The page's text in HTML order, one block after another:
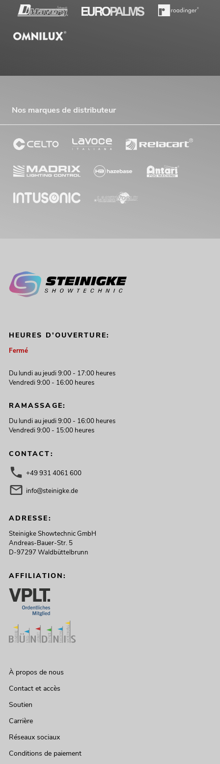
Nos marques de distributeur
HEURES D'OUVERTURE:
Fermé
Du lundi au jeudi 9:00 - 17:00 heures
Vendredi 9:00 - 16:00 heures
RAMASSAGE:
Du lundi au jeudi 9:00 - 16:00 heures
Vendredi 9:00 - 15:00 heures
CONTACT:
+49 931 4061 600
info@steinigke.de
ADRESSE:
Steinigke Showtechnic GmbH
Andreas-Bauer-Str. 5
D-97297 Waldbüttelbrunn
AFFILIATION:
À propos de nous
Contact et accès
Soutien
Carrière
Réseaux sociaux
Conditions de paiement